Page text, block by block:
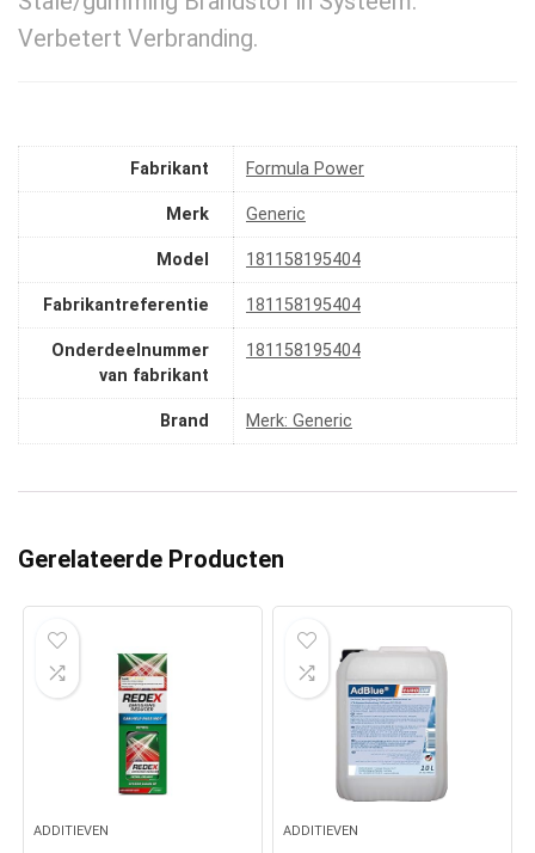
Verbetert Verbranding.
Fabrikant ‎Formula Power
Merk ‎Generic
Model ‎181158195404
Fabrikantreferentie ‎181158195404
Onderdeelnummer
van fabrikant
‎181158195404
Brand Merk: Generic
Gerelateerde Producten
ADDITIEVEN ADDITIEVEN